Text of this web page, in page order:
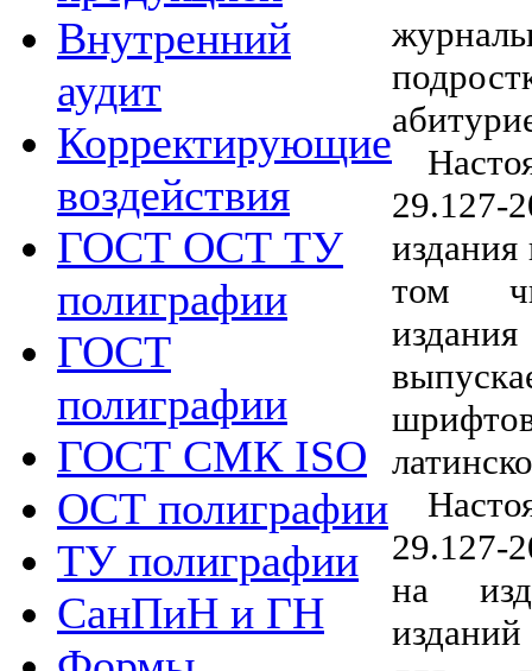
Внутренний
аудит
Корректирующие
воздействия
ГОСТ ОСТ ТУ
полиграфии
ГОСТ
полиграфии
ГОСТ СМК ISO
ОСТ полиграфии
ТУ полиграфии
СанПиН и ГН
29.127-
том
29.127-
на